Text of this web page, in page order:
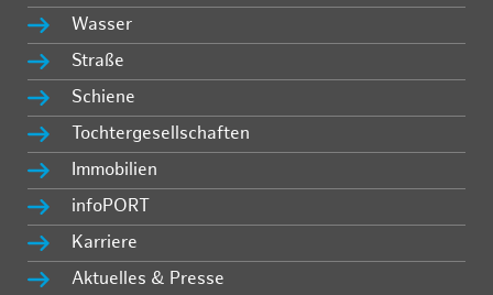
Wasser
Straße
Schiene
Tochtergesellschaften
Immobilien
infoPORT
Karriere
Aktuelles & Presse